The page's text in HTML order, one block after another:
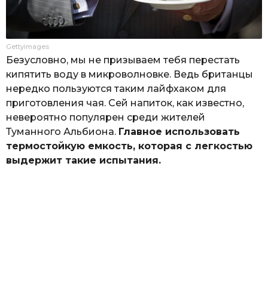
Gettyimages
Безусловно, мы не призываем тебя перестать
кипятить воду в микроволновке. Ведь британцы
нередко пользуются таким лайфхаком для
приготовления чая. Сей напиток, как известно,
невероятно популярен среди жителей
Туманного Альбиона. Главное использовать
термостойкую емкость, которая с легкостью
выдержит такие испытания.